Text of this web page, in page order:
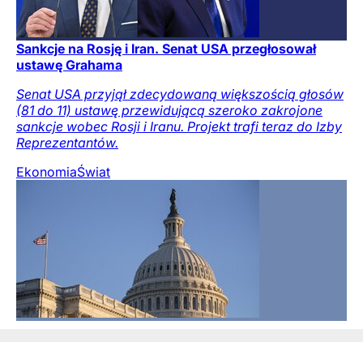
Sankcje na Rosję i Iran. Senat USA przegłosował
ustawę Grahama
Senat USA przyjął zdecydowaną większością głosów
(81 do 11) ustawę przewidującą szeroko zakrojone
sankcje wobec Rosji i Iranu. Projekt trafi teraz do Izby
Reprezentantów.
EkonomiaŚwiat